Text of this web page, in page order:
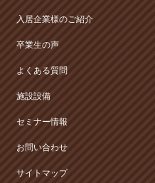
入居企業様のご紹介
卒業生の声
よくある質問
施設設備
セミナー情報
お問い合わせ
サイトマップ